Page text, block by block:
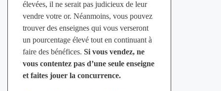
élevées, il ne serait pas judicieux de leur
vendre votre or. Néanmoins, vous pouvez
trouver des enseignes qui vous verseront
un pourcentage élevé tout en continuant à
faire des bénéfices. Si vous vendez, ne
vous contentez pas d’une seule enseigne
et faites jouer la concurrence.